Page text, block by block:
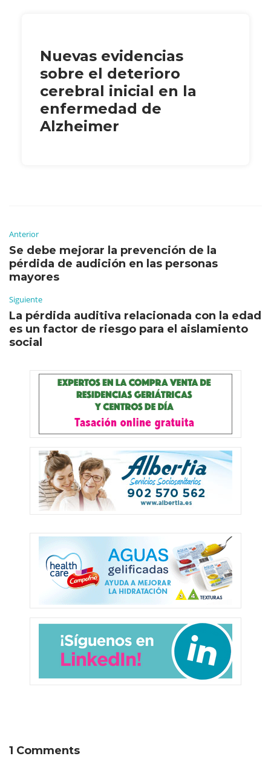
Nuevas evidencias
sobre el deterioro
cerebral inicial en la
enfermedad de
Alzheimer
Anterior
Se debe mejorar la prevención de la
pérdida de audición en las personas
mayores
Siguiente
La pérdida auditiva relacionada con la edad
es un factor de riesgo para el aislamiento
social
1 Comments